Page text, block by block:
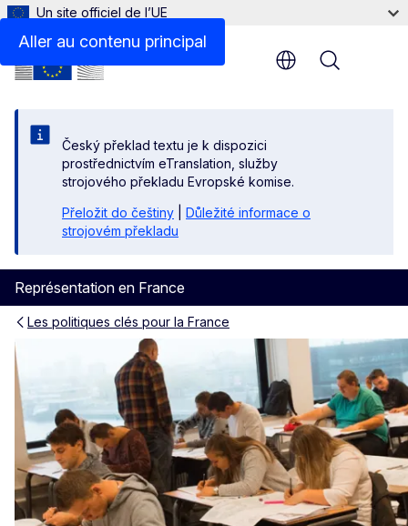
Aller au contenu principal
Un site officiel de l’UE
Český překlad textu je k dispozici
prostřednictvím eTranslation, služby
strojového překladu Evropské komise.
Přeložit do češtiny
Důležité informace o
strojovém překladu
Représentation en France
Menu
Les politiques clés pour la France
Le soutien aux ambitions
Indicateurs clés